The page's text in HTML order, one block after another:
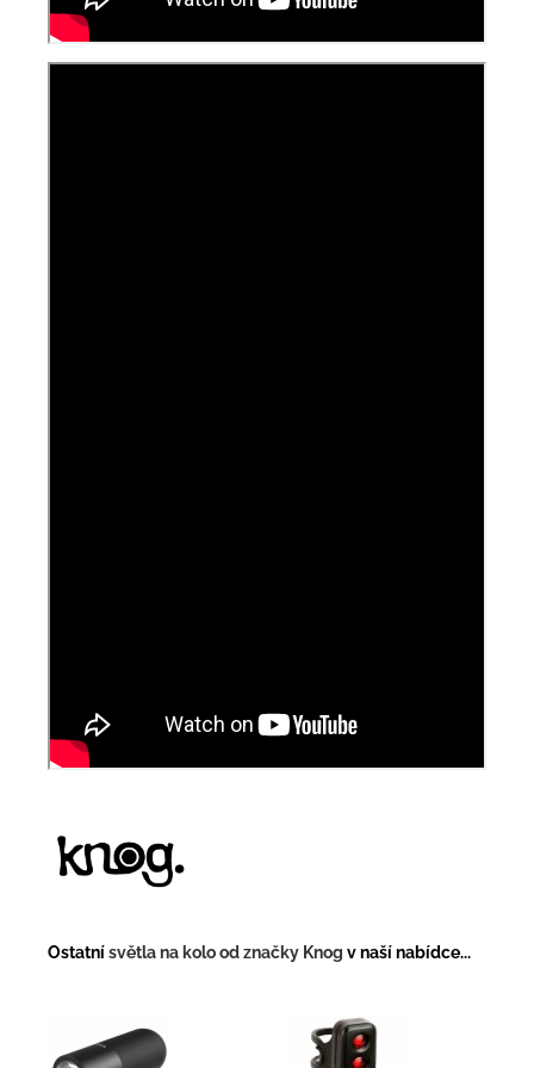
Ostatnísvětla na kolo od značky Knog v naší nabídce...